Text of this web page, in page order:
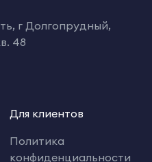
г Долгопрудный,
48
Для клиентов
Политика
конфиденциальности